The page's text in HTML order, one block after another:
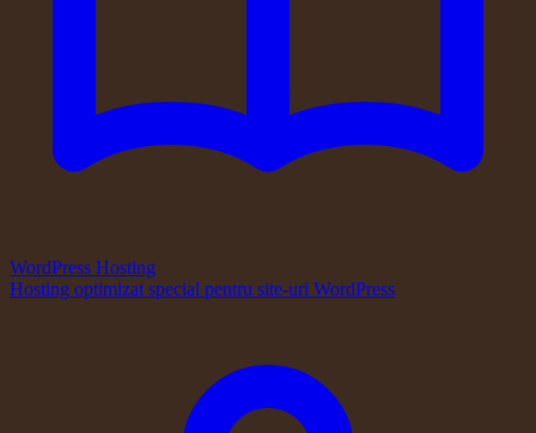
WordPress Hosting
Hosting optimizat special pentru site-uri WordPress